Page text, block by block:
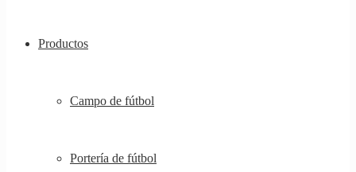
Productos
Campo de fútbol
Portería de fútbol